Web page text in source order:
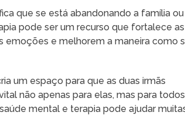
que se está abandonando a família ou
pode ser um recurso que fortalece as
emoções e melhorem a maneira como
um espaço para que as duas irmãs
não apenas para elas, mas para todos
mental e terapia pode ajudar